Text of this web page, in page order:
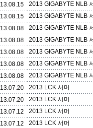
13.08.15
2013 GIGABYTE NLB
13.08.15
2013 GIGABYTE NLB
13.08.08
2013 GIGABYTE NLB
13.08.08
2013 GIGABYTE NLB
13.08.08
2013 GIGABYTE NLB
13.08.08
2013 GIGABYTE NLB
13.08.08
2013 GIGABYTE NLB
13.07.20
2013 LCK 서머
13.07.20
2013 LCK 서머
13.07.12
2013 LCK 서머
13.07.12
2013 LCK 서머